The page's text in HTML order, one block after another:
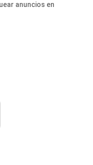
anuncios en